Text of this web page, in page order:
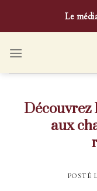
content
Le
Découvrez
aux
POSTÉ